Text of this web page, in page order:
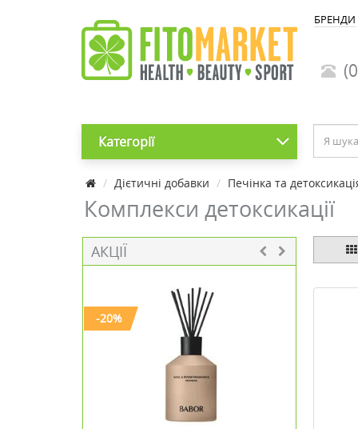
БРЕНДИ
Категорії
Дієтичні добавки Печінка та
Комплекси детоксикації
АКЦІЇ
-20%